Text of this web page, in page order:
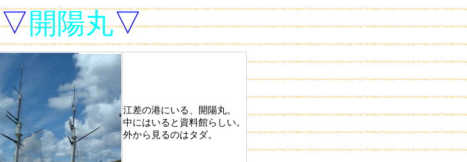
▽開陽丸▽
江差の港にいる、開陽丸。
中にはいると資料館らしい。
外から見るのはタダ。